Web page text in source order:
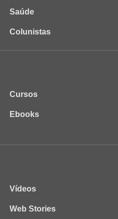
Saúde
Colunistas
Cursos
Ebooks
Vídeos
Web Stories